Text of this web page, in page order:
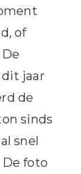
of
dit jaar
de
sinds
snel
foto